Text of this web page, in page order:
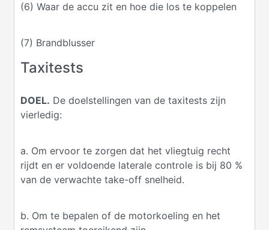
(6) Waar de accu zit en hoe die los te koppelen
(7) Brandblusser
Taxitests
DOEL. De doelstellingen van de taxitests zijn
vierledig:
a. Om ervoor te zorgen dat het vliegtuig recht
rijdt en er voldoende laterale controle is bij 80 %
van de verwachte take-off snelheid.
b. Om te bepalen of de motorkoeling en het